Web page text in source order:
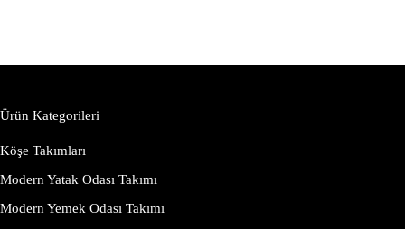
Ürün Kategorileri
Köşe Takımları
Modern Yatak Odası Takımı
Modern Yemek Odası Takımı